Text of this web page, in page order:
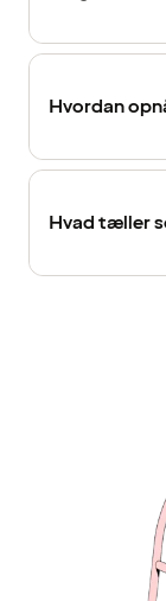
Hvordan
Hvad tæller